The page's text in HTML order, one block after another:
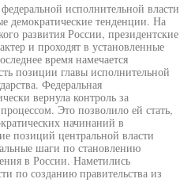
исполнительной власти
демократические тенденции. На
развития России, президентские
и проходят в установленные
время намечается
позиции главы исполнительной
Федеральная
вернула контроль за
Это позволило ей стать,
начинаний в
позиций центральной власти
шаги по становлению
в России. Наметились
по созданию правительства из